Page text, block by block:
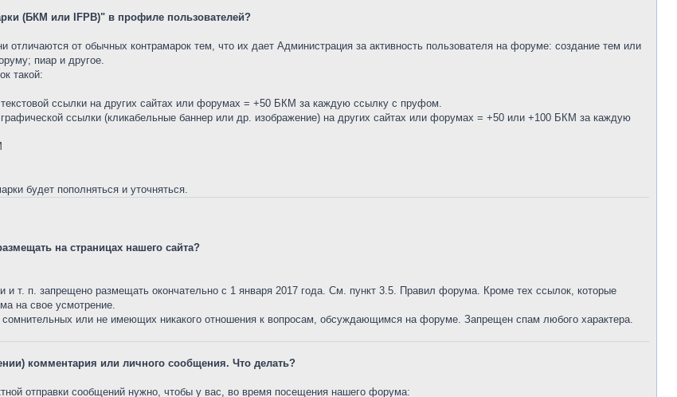
(БКМ или IFPB)" в профиле пользователей?
от обычных контрамарок тем, что их дает Администрация за активность пользователя на форуме: создание тем или
пиар и другое.
такой:
ссылки на других сайтах или форумах = +50 БКМ за каждую ссылку с пруфом.
ссылки (кликабельные баннер или др. изображение) на других сайтах или форумах = +50 или +100 БКМ за каждую
будет пополняться и уточняться.
на страницах нашего сайта?
т. п. запрещено размещать окончательно с 1 января 2017 года. См. пункт 3.5. Правил форума. Кроме тех ссылок, которые
на свое усмотрение.
или не имеющих никакого отношения к вопросам, обсуждающимся на форуме. Запрещен спам любого характера.
комментария или личного сообщения. Что делать?
отправки сообщений нужно, чтобы у вас, во время посещения нашего форума: